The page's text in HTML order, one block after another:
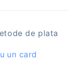
de plata
un card